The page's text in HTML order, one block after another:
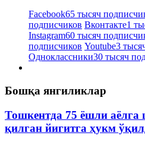
Facebook65 тысяч
подписчиков Вконтакте1
Instagram60 тысяч
подписчиков Youtube3
Одноклассники30 тысяч
Бошқа янгиликлар
Тошкентда 75 ёшли аёлга
қилган йигитга ҳукм